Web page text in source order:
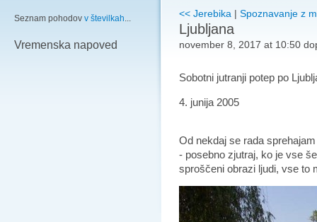
Seznam pohodov v številkah...
Vremenska napoved
<< Jerebika | Spoznavanje z
Ljubljana
november 8, 2017 at 10:50
Sobotni jutranji potep po
4. junija 2005
Od nekdaj se rada
- posebno zjutraj, ko je vse
sproščeni obrazi ljudi, vse to